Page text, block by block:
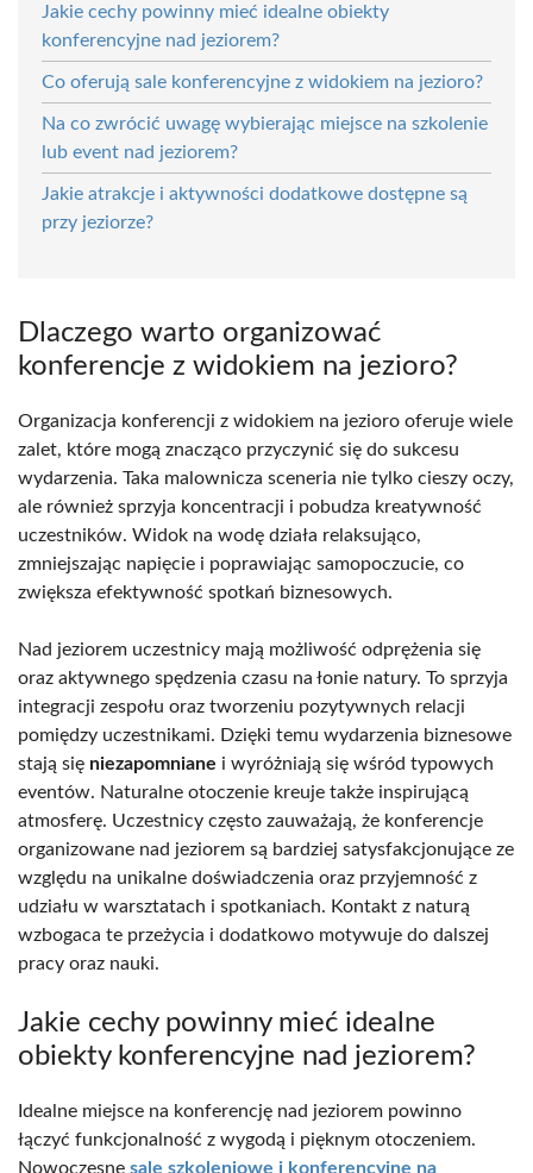
Jakie cechy powinny mieć idealne obiekty
konferencyjne nad jeziorem?
Co oferują sale konferencyjne z widokiem na jezioro?
Na co zwrócić uwagę wybierając miejsce na szkolenie
lub event nad jeziorem?
Jakie atrakcje i aktywności dodatkowe dostępne są
przy jeziorze?
Dlaczego warto organizować
konferencje z widokiem na jezioro?
Organizacja konferencji z widokiem na jezioro oferuje wiele
zalet, które mogą znacząco przyczynić się do sukcesu
wydarzenia. Taka malownicza sceneria nie tylko cieszy oczy,
ale również sprzyja koncentracji i pobudza kreatywność
uczestników. Widok na wodę działa relaksująco,
zmniejszając napięcie i poprawiając samopoczucie, co
zwiększa efektywność spotkań biznesowych.
Nad jeziorem uczestnicy mają możliwość odprężenia się
oraz aktywnego spędzenia czasu na łonie natury. To sprzyja
integracji zespołu oraz tworzeniu pozytywnych relacji
pomiędzy uczestnikami. Dzięki temu wydarzenia biznesowe
stają się niezapomniane i wyróżniają się wśród typowych
eventów. Naturalne otoczenie kreuje także inspirującą
atmosferę. Uczestnicy często zauważają, że konferencje
organizowane nad jeziorem są bardziej satysfakcjonujące ze
względu na unikalne doświadczenia oraz przyjemność z
udziału w warsztatach i spotkaniach. Kontakt z naturą
wzbogaca te przeżycia i dodatkowo motywuje do dalszej
pracy oraz nauki.
Jakie cechy powinny mieć idealne
obiekty konferencyjne nad jeziorem?
Idealne miejsce na konferencję nad jeziorem powinno
łączyć funkcjonalność z wygodą i pięknym otoczeniem.
Nowoczesne sale szkoleniowe i konferencyjne na